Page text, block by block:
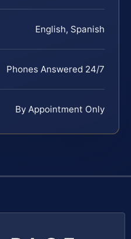
English, Spanish
Phones Answered 24/7
By Appointment Only